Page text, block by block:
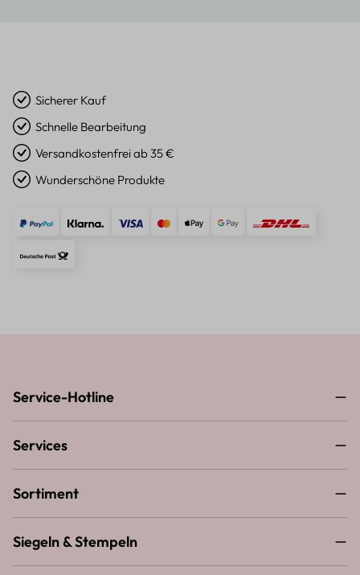
Sicherer Kauf
Schnelle Bearbeitung
Versandkostenfrei ab 35 €
Wunderschöne Produkte
Service-Hotline
Services
Sortiment
Siegeln & Stempeln